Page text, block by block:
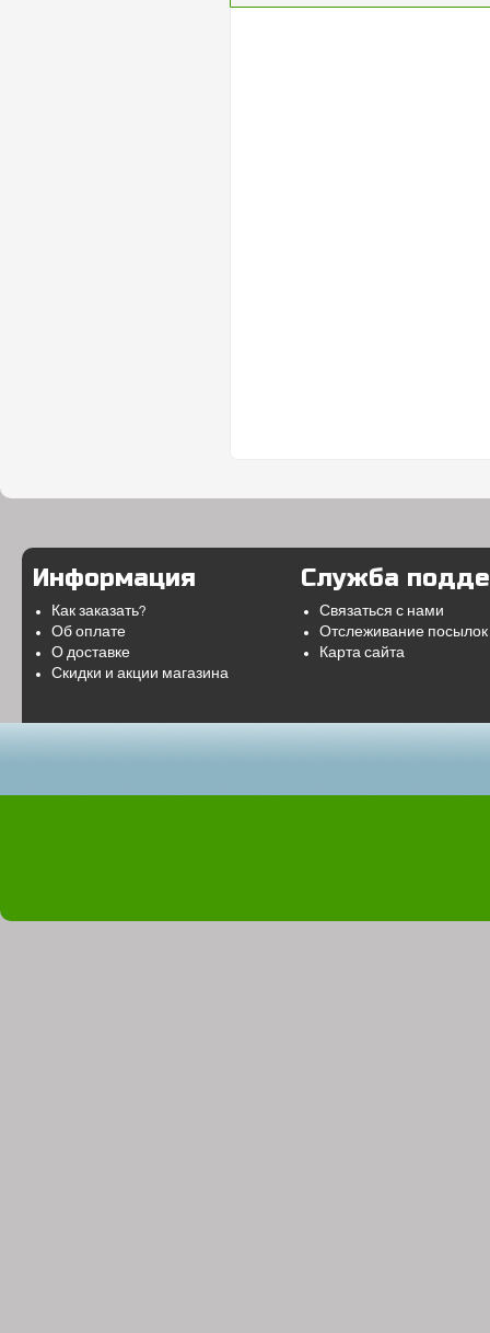
Информация
Как заказать?
Об оплате
О доставке
Скидки и акции магазина
Служба
Связаться с нами
Отслеживание посылок
Карта сайта